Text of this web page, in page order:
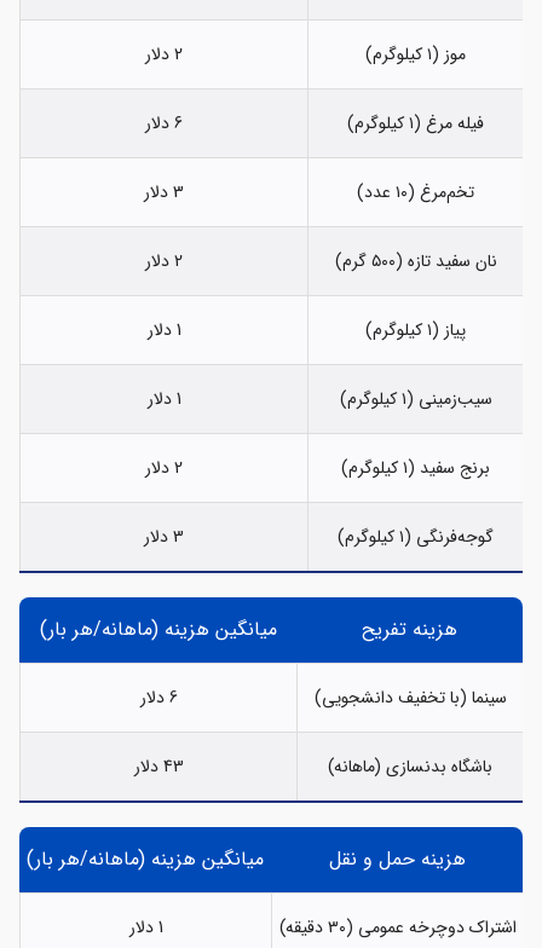
موز (۱ کیلوگرم) 2 دلار
فیله مرغ (۱ کیلوگرم) 6 دلار
تخم‌مرغ (۱۰ عدد) 3 دلار
نان سفید تازه (۵۰۰ گرم) 2 دلار
پیاز (۱ کیلوگرم) 1 دلار
سیب‌زمینی (۱ کیلوگرم) 1 دلار
برنج سفید (۱ کیلوگرم) 2 دلار
گوجه‌فرنگی (۱ کیلوگرم) 3 دلار
هزینه تفریح میانگین هزینه (ماهانه/هر بار)
سینما (با تخفیف دانشجویی) 6 دلار
باشگاه بدنسازی (ماهانه) 43 دلار
هزینه حمل و نقل میانگین هزینه (ماهانه/هر بار)
اشتراک دوچرخه عمومی (۳۰ دقیقه) 1 دلار